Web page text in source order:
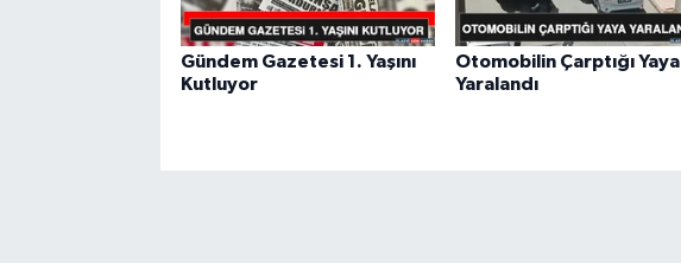
Gündem Gazetesi 1. Yaşını
Kutluyor
Otomobilin Çarptığı Yaya
Yaralandı